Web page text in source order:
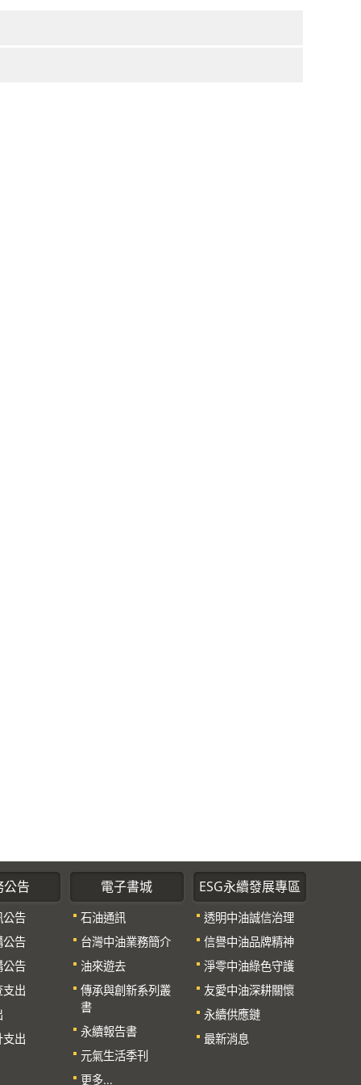
公告
公告
公告
公告
出
出
電子書城
石油通訊
台灣中油業務簡介
油來遊去
傳承與創新系列叢
書
永續報告書
元氣生活季刊
更多...
ESG永續發展專區
透明中油誠信治理
信譽中油品牌精神
淨零中油綠色守護
友愛中油深耕關懷
永續供應鏈
最新消息